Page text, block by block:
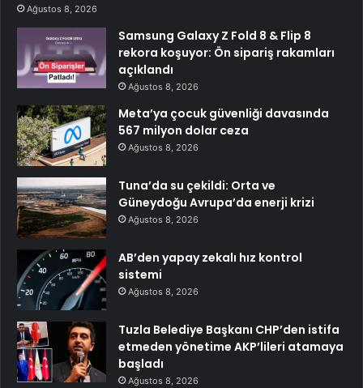
Ağustos 8, 2026
Samsung Galaxy Z Fold 8 & Flip 8
rekora koşuyor: Ön sipariş rakamları
açıklandı
Ağustos 8, 2026
Meta’ya çocuk güvenliği davasında
567 milyon dolar ceza
Ağustos 8, 2026
Tuna’da su çekildi: Orta ve
Güneydoğu Avrupa’da enerji krizi
Ağustos 8, 2026
AB’den yapay zekalı hız kontrol
sistemi
Ağustos 8, 2026
Tuzla Belediye Başkanı CHP’den istifa
etmeden yönetime AKP’lileri atamaya
başladı
Ağustos 8, 2026